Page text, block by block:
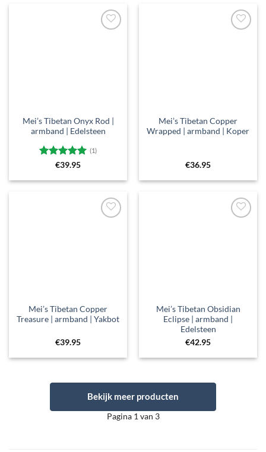
Toevoegen
Mei’s Tibetan Onyx Rod |
armband | Edelsteen
Gewaardeerd
(1)
€39.95
Toevoegen
Mei’s Tibetan Copper
Wrapped | armband | Koper
€36.95
Toevoegen
Mei’s Tibetan Copper
Treasure | armband | Yakbot
€39.95
Toevoegen
Mei’s Tibetan Obsidian
Eclipse | armband |
Edelsteen
€42.95
Bekijk meer producten
Pagina 1 van 3